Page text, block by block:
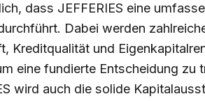
dass JEFFERIES eine
Dabei werden
Kreditqualität und
eine fundierte Entscheidung zu
wird auch die solide